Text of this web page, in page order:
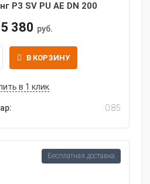
P3 SV PU AE DN 200
380 руб.
В КОРЗИНУ
в 1 клик
0.85
Бесплатная доставка